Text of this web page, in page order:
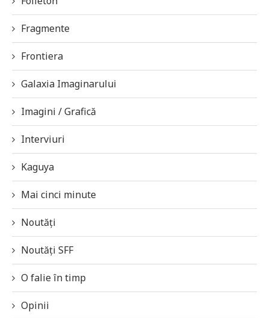
Fragmente
Frontiera
Galaxia Imaginarului
Imagini / Grafică
Interviuri
Kaguya
Mai cinci minute
Noutăți
Noutăți SFF
O falie în timp
Opinii